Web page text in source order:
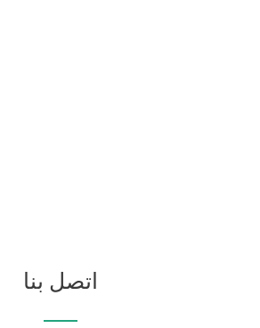
اتصل بنا